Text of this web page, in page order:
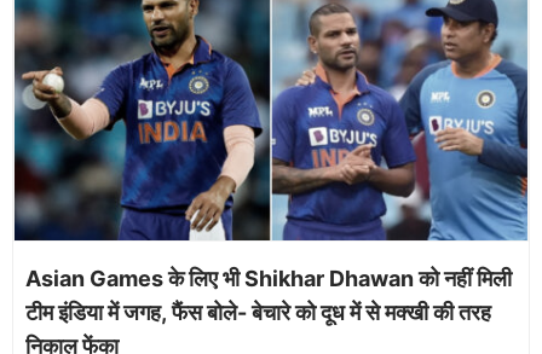
Asian Games के लिए भी Shikhar Dhawan को नहीं मिली
टीम इंडिया में जगह, फैंस बोले- बेचारे को दूध में से मक्खी की तरह
निकाल फेंका